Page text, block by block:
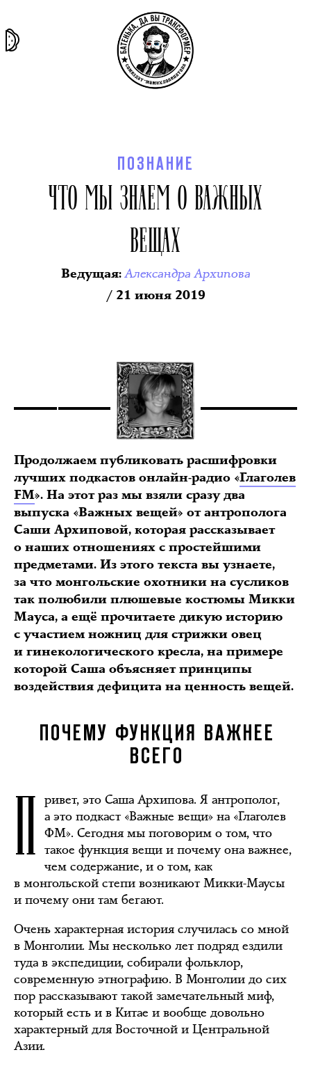
ПОЗНАНИЕ
ЧТО МЫ ЗНАЕМ О ВАЖНЫХ
ВЕЩАХ
Ведущая:Александра Архипова
/ 21 июня 2019
Продолжаем публиковать расшифровки
лучших подкастов онлайн-радио «Глаголев
FM». На этот раз мы взяли сразу два
выпуска «Важных вещей» от антрополога
Саши Архиповой, которая рассказывает
о наших отношениях с простейшими
предметами. Из этого текста вы узнаете,
за что монгольские охотники на сусликов
так полюбили плюшевые костюмы Микки
Мауса, а ещё прочитаете дикую историю
с участием ножниц для стрижки овец
и гинекологического кресла, на примере
которой Саша объясняет принципы
воздействия дефицита на ценность вещей.
ПОЧЕМУ ФУНКЦИЯ ВАЖНЕЕ
ВСЕГО
П ривет, это Саша Архипова. Я антрополог,
а это подкаст «Важные вещи» на «Глаголев
ФМ». Сегодня мы поговорим о том, что
такое функция вещи и почему она важнее,
чем содержание, и о том, как
в монгольской степи возникают Микки-Маусы
и почему они там бегают.
Очень характерная история случилась со мной
в Монголии. Мы несколько лет подряд ездили
туда в экспедиции, собирали фольклор,
современную этнографию. В Монголии до сих
пор рассказывают такой замечательный миф,
который есть и в Китае и вообще довольно
характерный для Восточной и Центральной
Азии.